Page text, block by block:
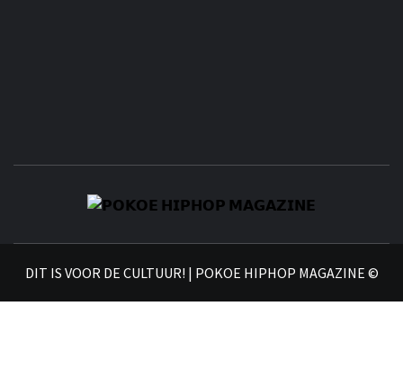
DIT IS VOOR DE CULTUUR! | POKOE HIPHOP MAGAZINE ©